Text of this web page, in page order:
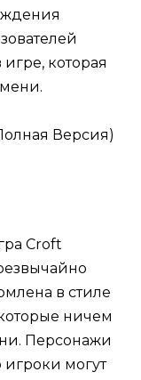
которая
Croft
в стиле
ничем
Персонажи
игроки могут